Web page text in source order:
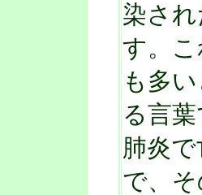
染さ
す。
も多
る言葉
肺炎
で、